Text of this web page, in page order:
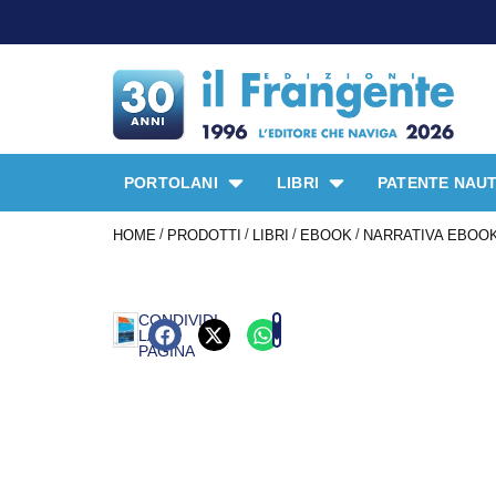
PORTOLANI LIBRI PATENTE
HOME / PRODOTTI / LIBRI / EBOOK / NARRATIVA
CONDIVIDI
LA
PAGINA